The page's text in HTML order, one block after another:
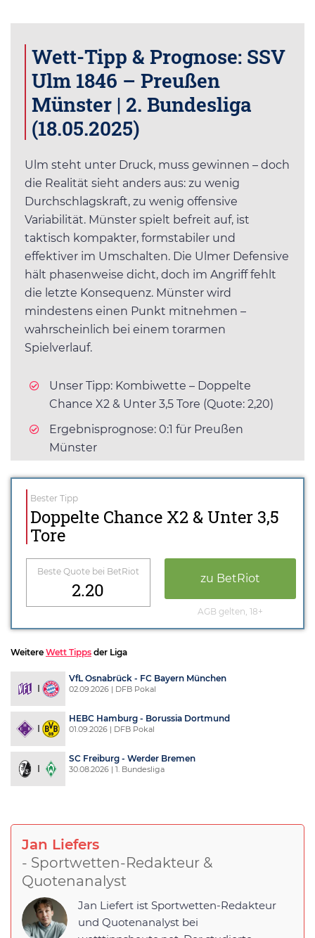
Wett-Tipp & Prognose: SSV
Ulm 1846 – Preußen
Münster | 2. Bundesliga
(18.05.2025)
Ulm steht unter Druck, muss gewinnen – doch
die Realität sieht anders aus: zu wenig
Durchschlagskraft, zu wenig offensive
Variabilität. Münster spielt befreit auf, ist
taktisch kompakter, formstabiler und
effektiver im Umschalten. Die Ulmer Defensive
hält phasenweise dicht, doch im Angriff fehlt
die letzte Konsequenz. Münster wird
mindestens einen Punkt mitnehmen –
wahrscheinlich bei einem torarmen
Spielverlauf.
Unser Tipp: Kombiwette – Doppelte
Chance X2 & Unter 3,5 Tore (Quote: 2,20)
Ergebnisprognose: 0:1 für Preußen
Münster
Bester Tipp
Doppelte Chance X2 & Unter 3,5
Tore
Beste Quote bei BetRiot
2.20
zu BetRiot
AGB gelten, 18+
Weitere Wett Tipps der Liga
VfL Osnabrück - FC Bayern München
02.09.2026 | DFB Pokal
HEBC Hamburg - Borussia Dortmund
01.09.2026 | DFB Pokal
SC Freiburg - Werder Bremen
30.08.2026 | 1. Bundesliga
Jan Liefers
- Sportwetten-Redakteur &
Quotenanalyst
Jan Liefert ist Sportwetten-Redakteur
und Quotenanalyst bei